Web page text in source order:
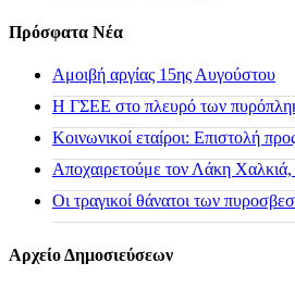
Πρόσφατα Νέα
Αμοιβή αργίας 15ης Αυγούστου
H ΓΣΕΕ στο πλευρό των
Κοινωνικοί εταίροι: Επιστολή
Αποχαιρετούμε τον Λάκη Χαλκιά,
Οι τραγικοί θάνατοι των
Αρχείο Δημοσιεύσεων